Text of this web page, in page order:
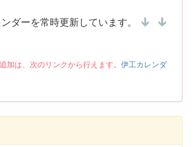
ダーを常時更新しています。
加は、次のリンクから行えます。 伊工カレンダ